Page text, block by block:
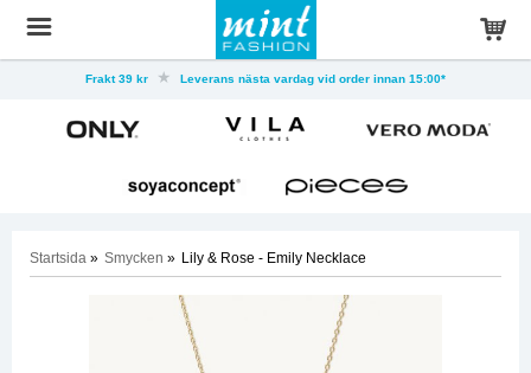
Frakt 39 kr Leverans nästa vardag vid order innan 15:00*
Startsida » Smycken » Lily & Rose - Emily Necklace